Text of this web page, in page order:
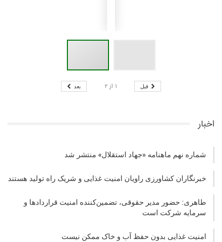
قبل ۱ از۲ بعد
اخبار
شماره نهم ماهنامه «جهاد استقلال» منتشر شد
خبرنگاران کشاورزی راویان امنیت غذایی و شریک راه تولید هستند
طاهری: حضور مدیر حقوقی، تضمین‌کننده امنیت قراردادها و
سرمایه شرکت‌ است
امنیت غذایی بدون حفظ آب و خاک ممکن نیست